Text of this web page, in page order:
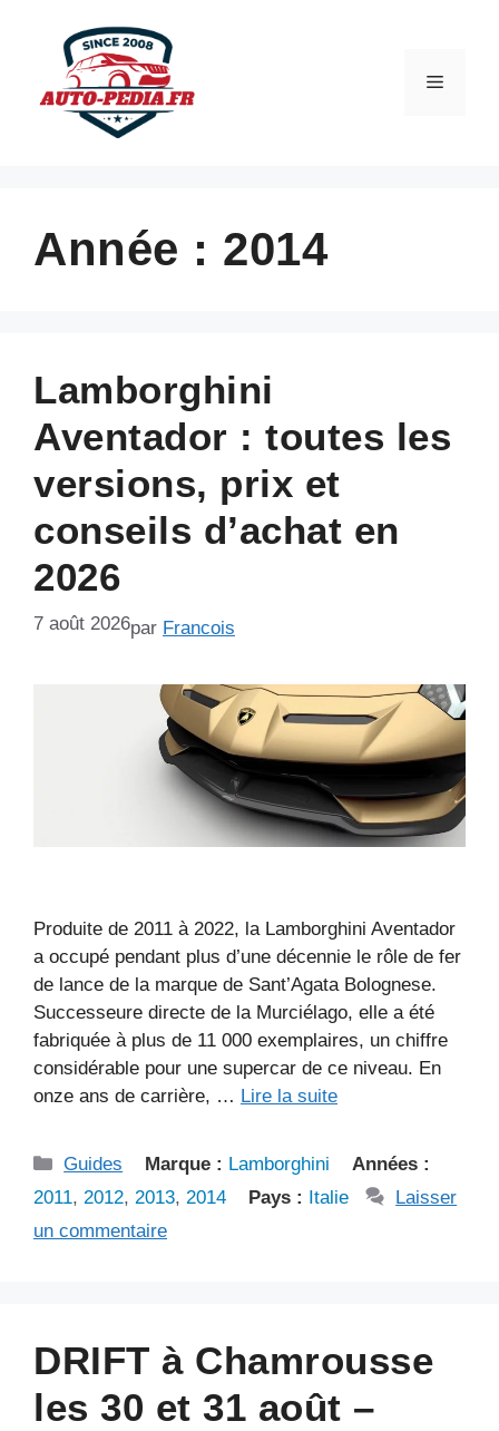
Menu
Année : 2014
Lamborghini
Aventador : toutes les
versions, prix et
conseils d’achat en
2026
7 août 2026par Francois
Produite de 2011 à 2022, la Lamborghini Aventador
a occupé pendant plus d’une décennie le rôle de fer
de lance de la marque de Sant’Agata Bolognese.
Successeure directe de la Murciélago, elle a été
fabriquée à plus de 11 000 exemplaires, un chiffre
considérable pour une supercar de ce niveau. En
onze ans de carrière, … Lire la suite
Catégories
Guides Marque : Lamborghini
Années :
2011, 2012, 2013, 2014 Pays : Italie
Laisser
un commentaire
DRIFT à Chamrousse
les 30 et 31 août –